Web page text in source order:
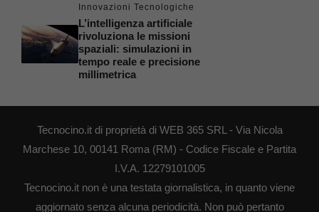
Innovazioni Tecnologiche
L’intelligenza artificiale
rivoluziona le missioni
spaziali: simulazioni in
tempo reale e precisione
millimetrica
Tecnocino.it di proprietà di WEB 365 SRL - Via Nicola
Marchese 10, 00141 Roma (RM) - Codice Fiscale e Partita
I.V.A. 12279101005
Tecnocino.it non è una testata giornalistica, in quanto viene
aggiornato senza alcuna periodicità. Non può pertanto